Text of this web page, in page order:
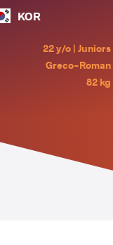
KOR
22 y/o | Juniors
Greco-Roman
82 kg